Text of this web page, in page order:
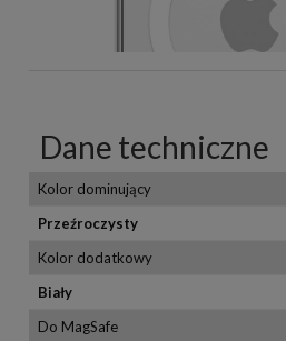
Dane techniczne
Kolor dominujący
Przeźroczysty
Kolor dodatkowy
Biały
Do MagSafe